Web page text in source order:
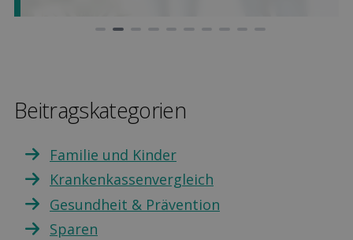
Beitragskategorien
Familie und Kinder
Krankenkassenvergleich
Gesundheit & Prävention
Sparen